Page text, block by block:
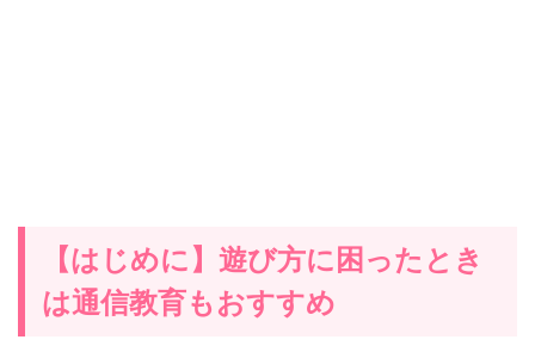
【はじめに】遊び方に困ったとき
は通信教育もおすすめ